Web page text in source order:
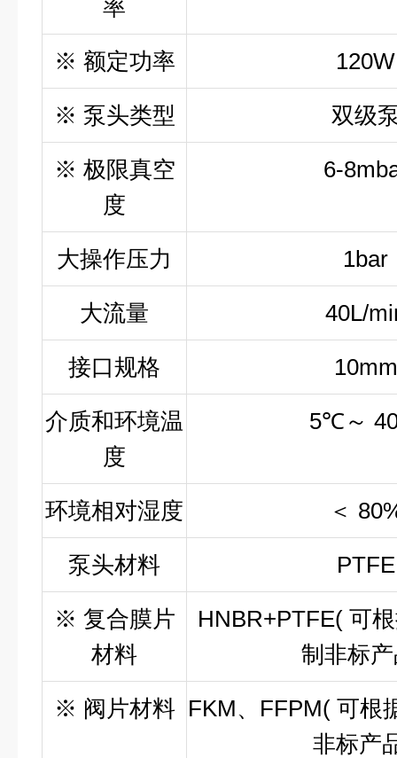
率
※ 额定功率 120W
※ 泵头类型 双级
※ 极限真空
度
6-
大操作压力 1bar
大流量 40L/
接口规格 10mm
介质和环境温
度
5℃～
环境相对湿度 ＜
泵头材料 PTFE
※ 复合膜片
材料
HNBR+PTFE( 可
制非标
※ 阀片材料 FKM、FFPM( 可根
非标产